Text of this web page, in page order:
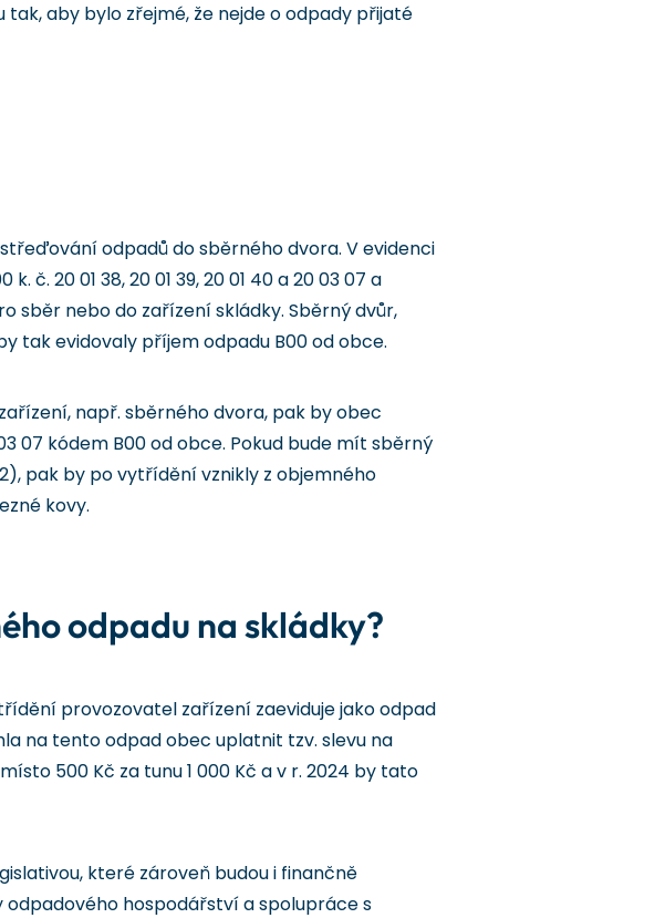
aby bylo zřejmé, že nejde o odpady přijaté
odpadů do sběrného dvora. V evidenci
20 01 38, 20 01 39, 20 01 40 a 20 03 07 a
sběr nebo do zařízení skládky. Sběrný dvůr,
tak evidovaly příjem odpadu B00 od obce.
např. sběrného dvora, pak by obec
07 kódem B00 od obce. Pokud bude mít sběrný
pak by po vytřídění vznikly z objemného
kovy.
odpadu na skládky?
provozovatel zařízení zaeviduje jako odpad
na tento odpad obec uplatnit tzv. slevu na
500 Kč za tunu 1 000 Kč a v r. 2024 by tato
které zároveň budou i finančně
hospodářství a spolupráce s